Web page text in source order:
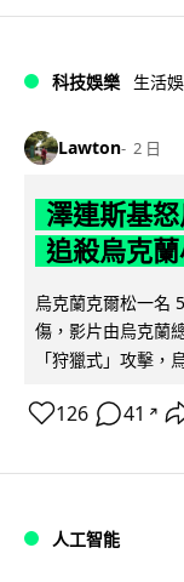
科技娛樂 生活
Lawton 2 日
澤連斯基
追殺烏克
烏克蘭克爾松一名
傷，影片由烏克蘭
「狩獵式」攻擊，
126 41 ↗
人工智能